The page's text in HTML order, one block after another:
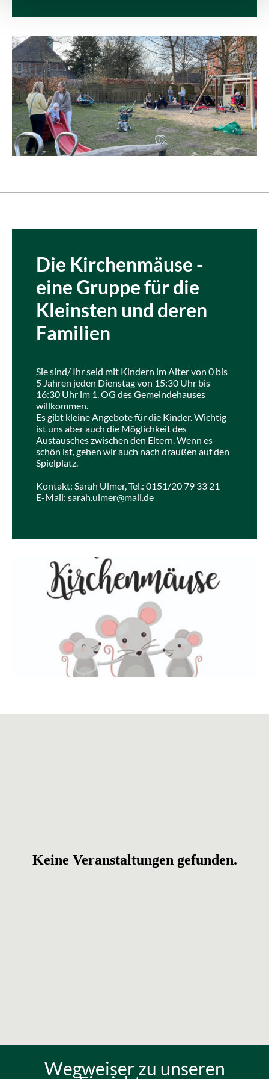
Die Kirchenmäuse -
eine Gruppe für die
Kleinsten und deren
Familien
Sie sind/ Ihr seid mit Kindern im Alter von 0 bis
5 Jahren jeden Dienstag von 15:30 Uhr bis
16:30 Uhr im 1. OG des Gemeindehauses
willkommen.
Es gibt kleine Angebote für die Kinder. Wichtig
ist uns aber auch die Möglichkeit des
Austausches zwischen den Eltern. Wenn es
schön ist, gehen wir auch nach draußen auf den
Spielplatz.
Kontakt: Sarah Ulmer, Tel.: 0151/20 79 33 21
E-Mail: sarah.ulmer@mail.de
Wegweiser zu unseren